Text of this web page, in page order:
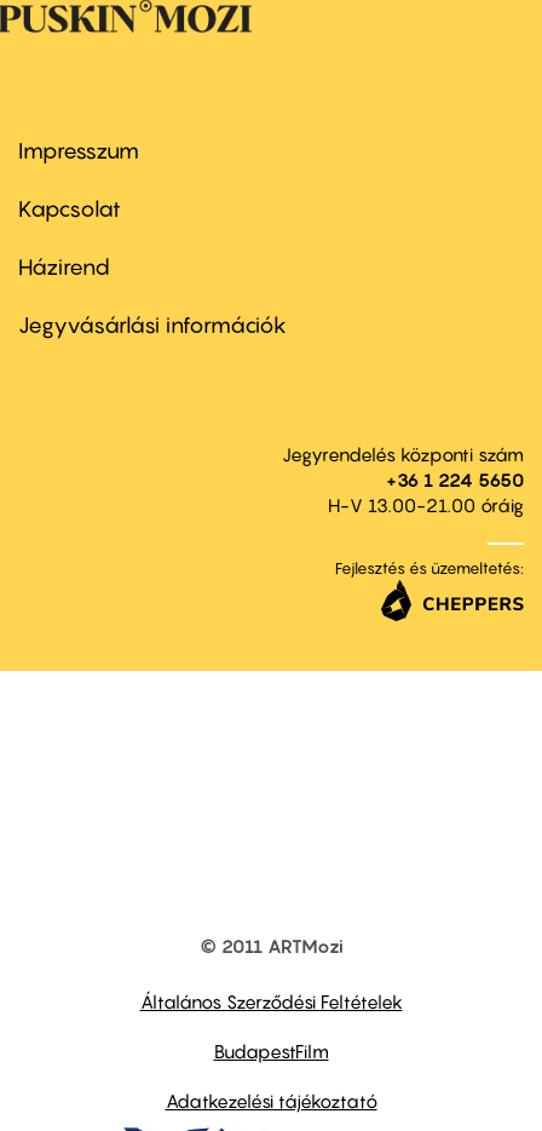
Footer
first
Impresszum
Kapcsolat
Footer
second
Házirend
Jegyvásárlási információk
Jegyrendelés központi szám
+36 1 224 5650
H-V 13.00-21.00 óráig
Fejlesztés és üzemeltetés:
© 2011 ARTMozi
Általános Szerződési Feltételek
BudapestFilm
Adatkezelési tájékoztató